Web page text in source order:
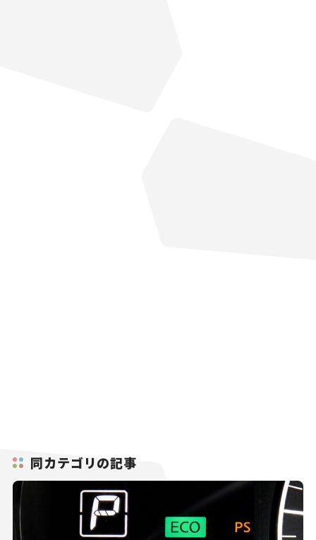
同カテゴリの記事